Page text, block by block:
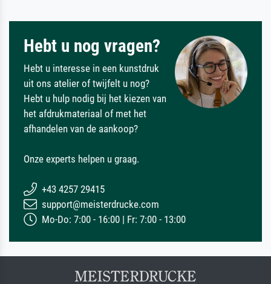
Hebt u nog vragen?
Hebt u interesse in een kunstdruk
uit ons atelier of twijfelt u nog?
Hebt u hulp nodig bij het kiezen van
het afdrukmateriaal of met het
afhandelen van de aankoop?
Onze experts helpen u graag.
+43 4257 29415
support@meisterdrucke.com
Mo-Do: 7:00 - 16:00 | Fr: 7:00 - 13:00